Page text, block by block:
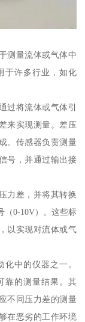
测量流体或气体中
于许多行业，如化
过将流体或气体引
来实现测量。差压
。传感器负责测量
号，并通过输出接
力差，并将其转换
（0-10V）。这些标
以实现对流体或气
中的仪器之一。
靠的测量结果。其
不同压力差的测量
在恶劣的工作环境